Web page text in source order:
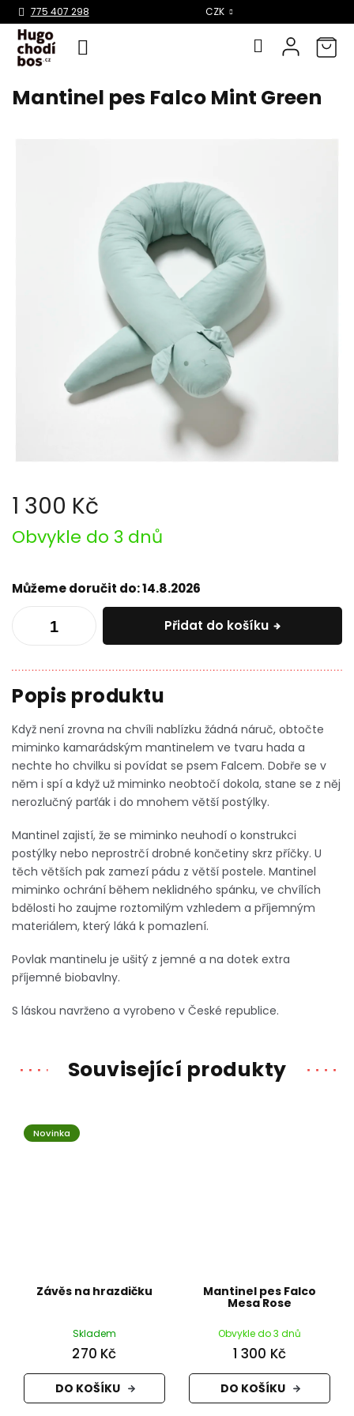
Přejít
775 407 298 CZK
Mantinel pes Falco Mint Green
1 300 Kč
Měrná
cena:
Obvykle do 3 dnů
Můžeme doručit do:14.8.2026
Přidat do košíku
Když není zrovna na chvíli nablízku žádná náruč, obtočte
miminko kamarádským mantinelem ve tvaru hada a
nechte ho chvilku si povídat se psem Falcem. Dobře se v
něm i spí a když už miminko neobtočí dokola, stane se z něj
nerozlučný parťák i do mnohem větší postýlky.
Mantinel zajistí, že se miminko neuhodí o konstrukci
postýlky nebo neprostrčí drobné končetiny skrz příčky. U
těch větších pak zamezí pádu z větší postele. Mantinel
miminko ochrání během neklidného spánku, ve chvílích
bdělosti ho zaujme roztomilým vzhledem a příjemným
materiálem, který láká k pomazlení.
Povlak mantinelu je ušitý z jemné a na dotek extra
příjemné biobavlny.
S láskou navrženo a vyrobeno v České republice.
Související produkty
Novinka
Závěs na hrazdičku
Skladem
270 Kč
DO KOŠÍKU
Mantinel pes Falco
Mesa Rose
Obvykle do 3 dnů
1 300 Kč
DO KOŠÍKU